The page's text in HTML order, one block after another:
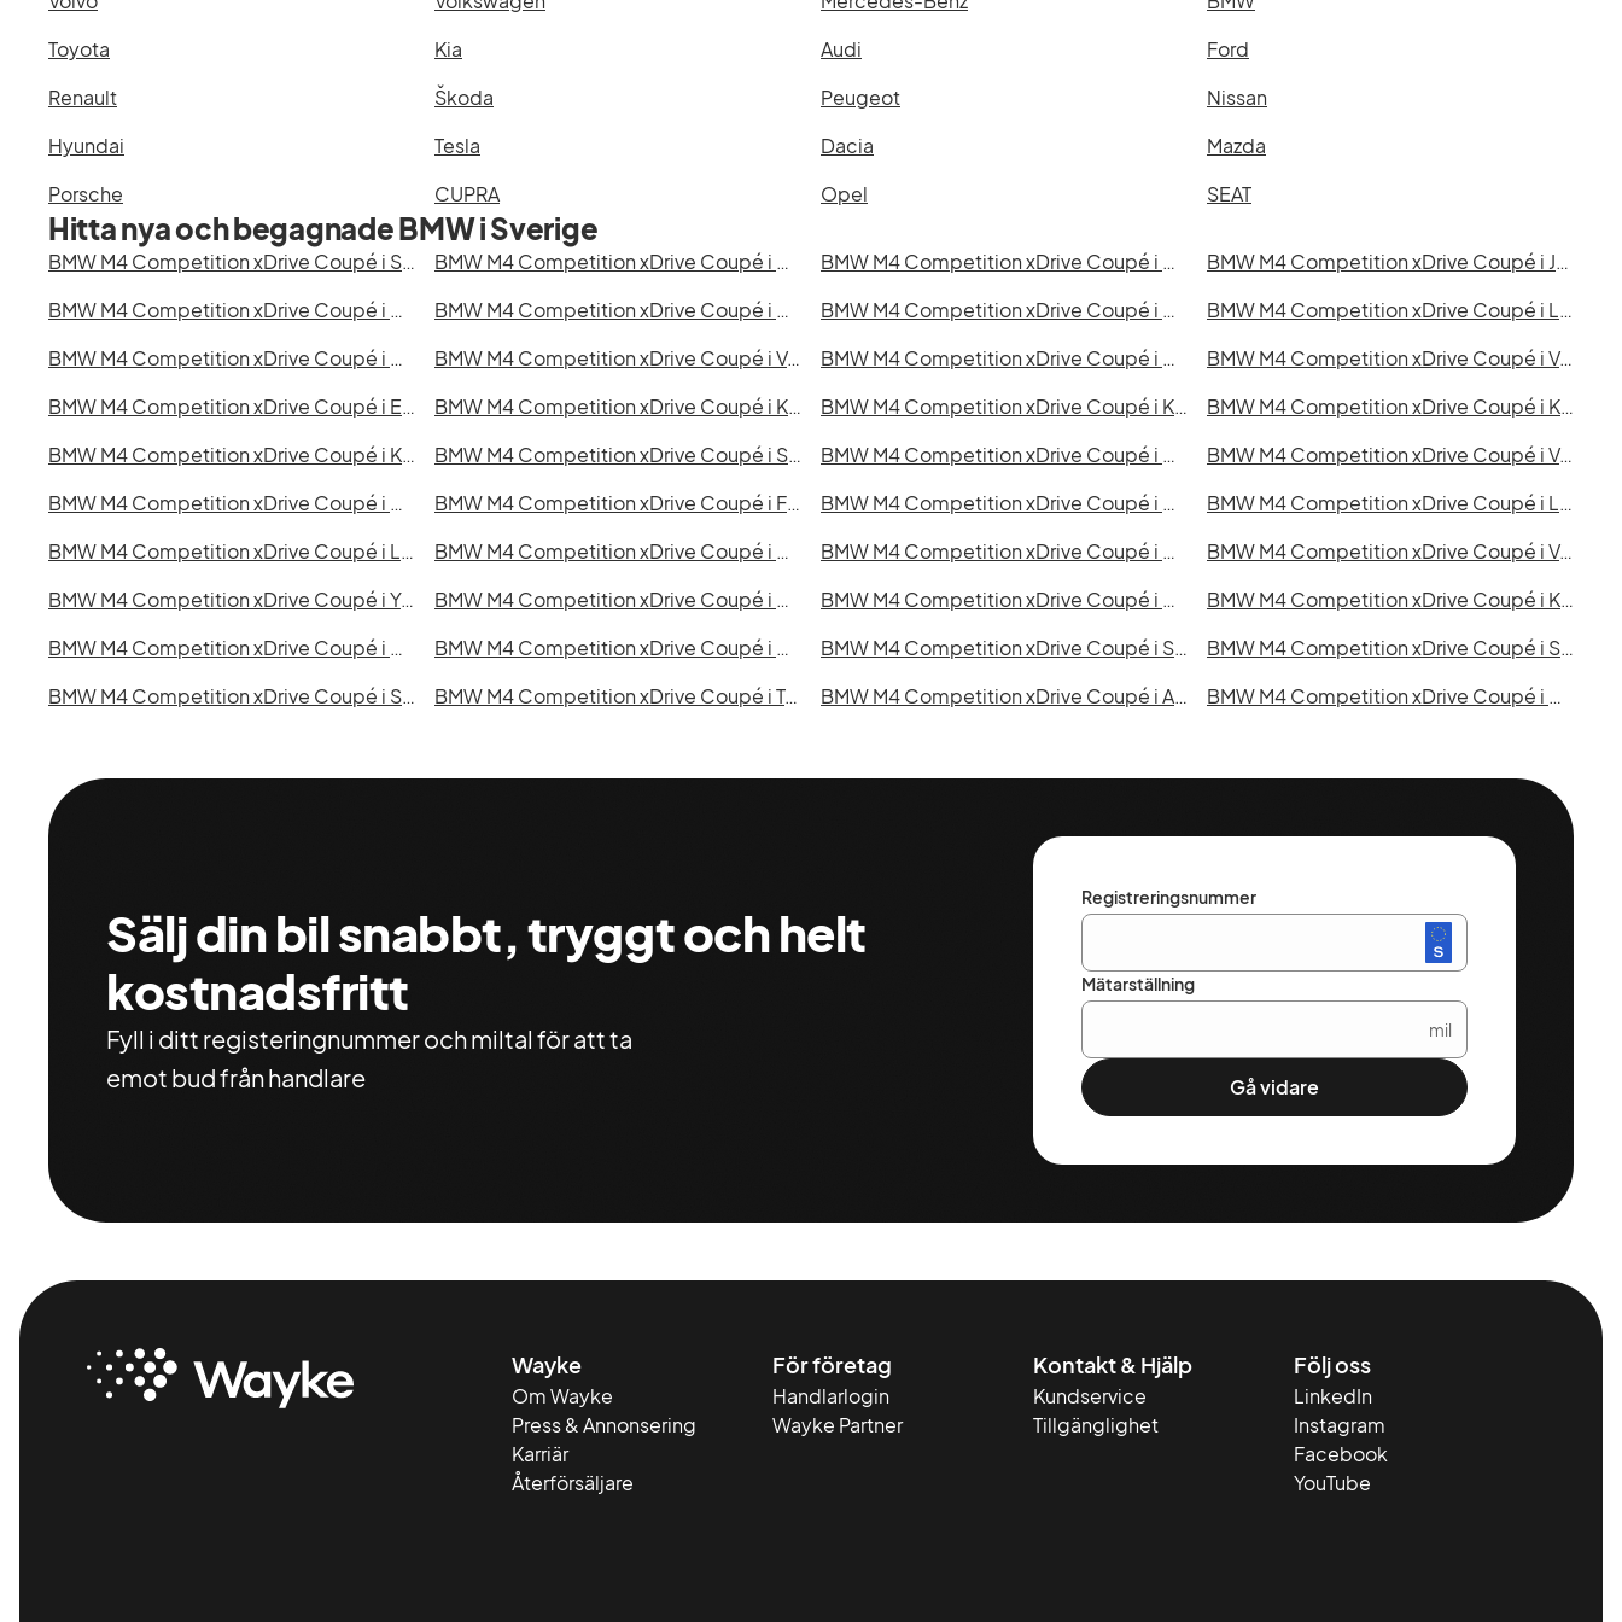
Toyota
Kia Audi
Ford
Renault
Škoda Peugeot
Nissan
Hyundai
Tesla Dacia
Mazda
Porsche
CUPRA Opel SEAT
Hitta nya och begagnade BMW i Sverige
BMW M4 Competition xDrive Coupé i Stockholm BMW M4 Competition xDrive Coupé i Göteborg BMW M4 Competition xDrive Coupé i Helsingborg
BMW M4 Competition xDrive Coupé i Jönköping
BMW M4 Competition xDrive Coupé i Malmö
BMW M4 Competition xDrive Coupé i Örebro BMW M4 Competition xDrive Coupé i Norrköping
BMW M4 Competition xDrive Coupé i Linköping
BMW M4 Competition xDrive Coupé i Uppsala
BMW M4 Competition xDrive Coupé i Västerås BMW M4 Competition xDrive Coupé i Halmstad
BMW M4 Competition xDrive Coupé i Växjö
BMW M4 Competition xDrive Coupé i Eskilstuna
BMW M4 Competition xDrive Coupé i Kalmar BMW M4 Competition xDrive Coupé i Karlskrona
BMW M4 Competition xDrive Coupé i Karlstad
BMW M4 Competition xDrive Coupé i Kristianstad
BMW M4 Competition xDrive Coupé i Sundsvall BMW M4 Competition xDrive Coupé i Umeå
BMW M4 Competition xDrive Coupé i Varberg
BMW M4 Competition xDrive Coupé i Borås
BMW M4 Competition xDrive Coupé i Falkenberg BMW M4 Competition xDrive Coupé i Gävle
BMW M4 Competition xDrive Coupé i Luleå
BMW M4 Competition xDrive Coupé i Lund
BMW M4 Competition xDrive Coupé i Mönsterås BMW M4 Competition xDrive Coupé i Uddevalla
BMW M4 Competition xDrive Coupé i Västervik
BMW M4 Competition xDrive Coupé i Ystad
BMW M4 Competition xDrive Coupé i Östersund BMW M4 Competition xDrive Coupé i Borlänge
BMW M4 Competition xDrive Coupé i Kiruna
BMW M4 Competition xDrive Coupé i Nyköping
BMW M4 Competition xDrive Coupé i Oskarshamn BMW M4 Competition xDrive Coupé i Sigtuna
BMW M4 Competition xDrive Coupé i Skellefteå
BMW M4 Competition xDrive Coupé i Skövde
BMW M4 Competition xDrive Coupé i Trollhättan BMW M4 Competition xDrive Coupé i Alingsås BMW M4 Competition xDrive Coupé i Båstad
Sälj din bil snabbt, tryggt och helt
kostnadsfritt
Fyll i ditt registeringnummer och miltal för att ta
emot bud från handlare
Registreringsnummer
Mätarställning
mil
Gå vidare
Wayke
Om Wayke
Press & Annonsering
Karriär
Återförsäljare
För företag
Handlarlogin
Wayke Partner
Kontakt & Hjälp
Kundservice
Tillgänglighet
Följ oss
LinkedIn
Instagram
Facebook
YouTube